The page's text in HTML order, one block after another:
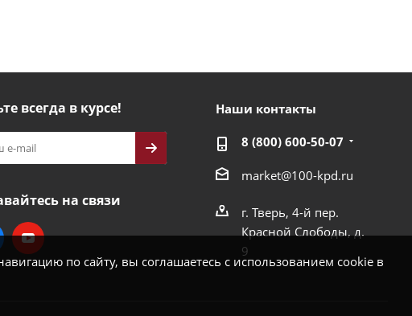
по сайту, вы соглашаетесь с использованием cookie в
всегда в курсе!
на связи
Наши контакты
8 (800) 600-50-07
market@100-kpd.ru
г. Тверь, 4-й пер.
Красной Слободы, д.
9